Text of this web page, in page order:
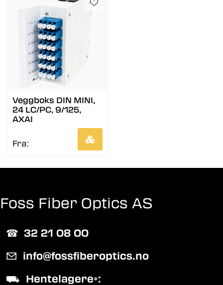
Veggboks DIN MINI,
24 LC/PC, 9/125,
AXAI
Fra:
Foss Fiber Optics AS
☎︎ 32 21 08 00
✉ info@fossfiberoptics.no
⛟ Hentelagere*: